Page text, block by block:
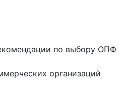
по выбору ОПФ
организаций